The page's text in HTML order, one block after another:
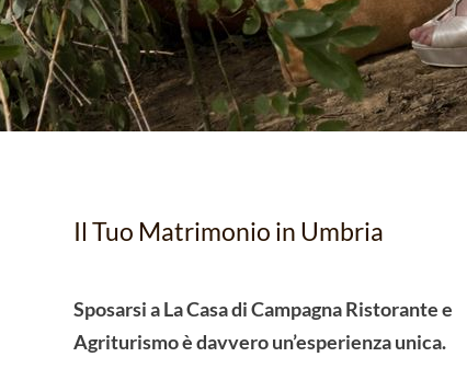
Il Tuo Matrimonio in Umbria
Sposarsi a La Casa di Campagna Ristorante e
Agriturismo è davvero un’esperienza unica.